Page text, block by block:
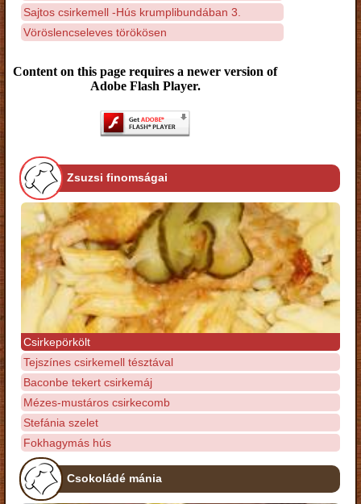
Sajtos csirkemell -Hús krumplibundában 3.
Vöröslencseleves törökösen
Content on this page requires a newer version of
Adobe Flash Player.
Zsuzsi finomságai
Csirkepörkölt
Tejszínes csirkemell tésztával
Baconbe tekert csirkemáj
Mézes-mustáros csirkecomb
Stefánia szelet
Fokhagymás hús
Csokoládé mánia